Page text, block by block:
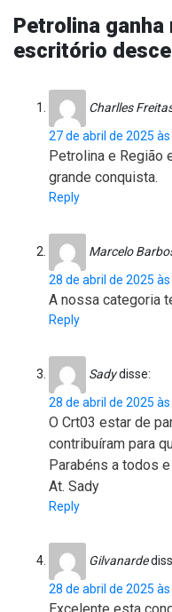
Petrolina
escritório
Charlles
27 de abril de 2025
Petrolina e Região
grande conquista.
Reply
Marcelo
28 de abril de 2025 às
A nossa categoria
Reply
Sadydisse:
28 de abril de 2025
O Crt03 estar de
contribuíram para
Parabéns a todos
At. Sady
Reply
Gilvanarde
28 de abril de 2025 às